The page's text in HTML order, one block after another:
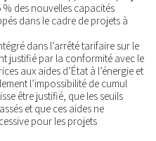
des nouvelles capacités
dans le cadre de projets à
dans l’arrêté tarifaire sur le
justifié par la conformité avec le
aux aides d’État à l’énergie et
l’impossibilité de cumul
être justifié, que les seuils
et que ces aides ne
pour les projets